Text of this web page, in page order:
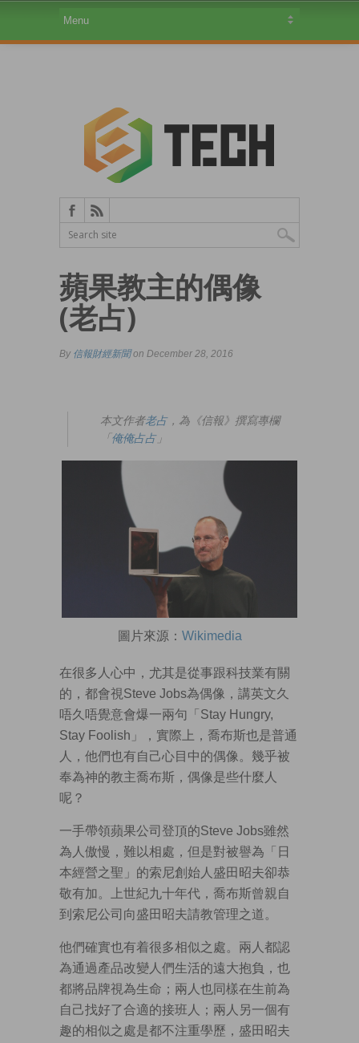
蘋果教主的偶像
(老占)
By 信報財經新聞on December 28, 2016
本文作者老占，為《信報》撰寫專欄
「俺俺占占」
圖片來源： Wikimedia
在很多人心中，尤其是從事跟科技業有關
的，都會視Steve Jobs為偶像，講英文久
唔久唔覺意會爆一兩句「Stay Hungry,
Stay Foolish」，實際上，喬布斯也是普通
人，他們也有自己心目中的偶像。幾乎被
奉為神的教主喬布斯，偶像是些什麼人
呢？
一手帶領蘋果公司登頂的Steve Jobs雖然
為人傲慢，難以相處，但是對被譽為「日
本經營之聖」的索尼創始人盛田昭夫卻恭
敬有加。上世紀九十年代，喬布斯曾親自
到索尼公司向盛田昭夫請教管理之道。
他們確實也有着很多相似之處。兩人都認
為通過產品改變人們生活的遠大抱負，也
都將品牌視為生命；兩人也同樣在生前為
自己找好了合適的接班人；兩人另一個有
趣的相似之處是都不注重學歷，盛田昭夫